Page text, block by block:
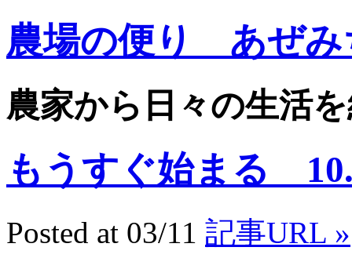
農場の便り あぜみ
農家から日々の生活
もうすぐ始まる
Posted at 03/11 記事URL »